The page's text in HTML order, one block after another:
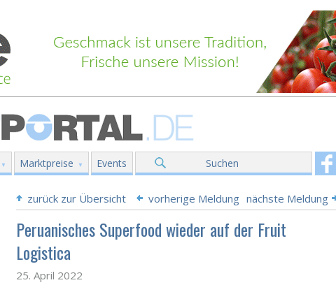
Marktpreise Events Suchen
zurück zur Übersicht vorherige Meldung nächste Meldung
Peruanisches Superfood wieder auf der Fruit
Logistica
25. April 2022